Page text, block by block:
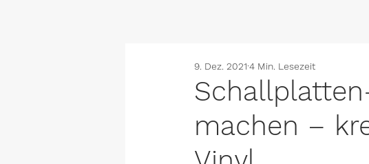
machen –
9. Dez. 2021 4 Min. Lesezeit